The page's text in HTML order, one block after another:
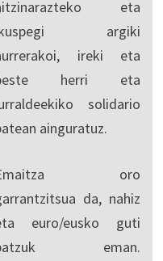
eta
argiki
ireki eta
herri eta
solidario
ainguratuz.
oro
da, nahiz
euro/eusko guti
eman.